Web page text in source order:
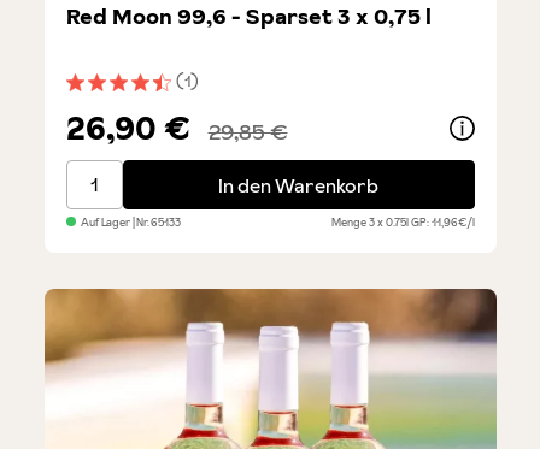
Durchschnittliche Bewertung von 4.5 von 5 Sternen
(1)
Red Moon 99,6 - Sparset 3 x 0,75 l
26,90 € 29,85 €
Red Moon 99,6 - Sparset 3 x 0,75 l
In den Warenkorb
Auf Lager| Nr.65133 Menge3 x 0.75lGP: 11,96€/l